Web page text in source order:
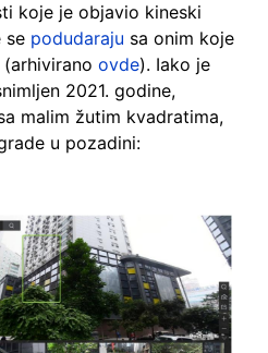
koje je objavio kineski
se podudaraju sa onim koje
ovde). Iako je
2021. godine,
malim žutim kvadratima,
u pozadini: